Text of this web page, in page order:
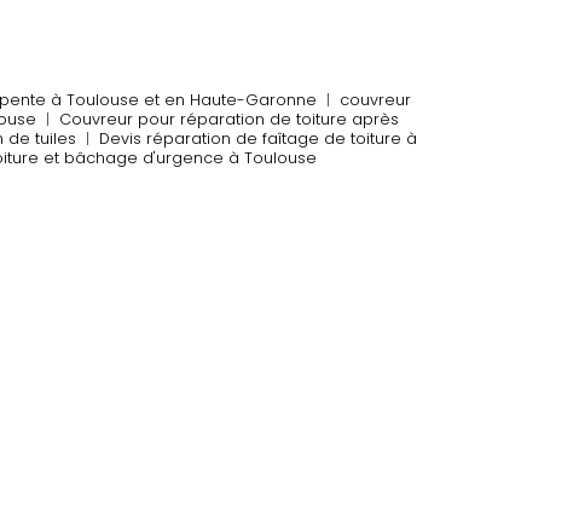
à Toulouse et en Haute-Garonne | couvreur
| Couvreur pour réparation de toiture après
de tuiles | Devis réparation de faîtage de toiture à
et bâchage d'urgence à Toulouse